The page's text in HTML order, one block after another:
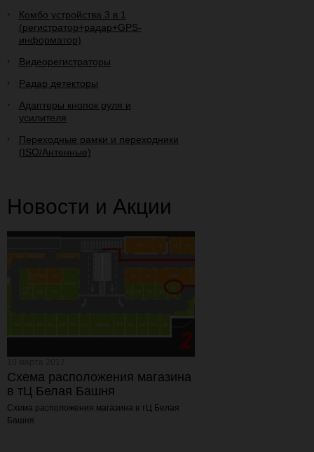
Комбо устройства 3 в 1
(регистратор+радар+GPS-
информатор)
Видеорегистраторы
Радар детекторы
Адаптеры кнопок руля и
усилителя
Переходные рамки и переходники
(ISO/Антенные)
Новости и Акции
Схема расположения магазина
в тЦ Белая Башня
Схема расположения магазина в тЦ Белая
Башня